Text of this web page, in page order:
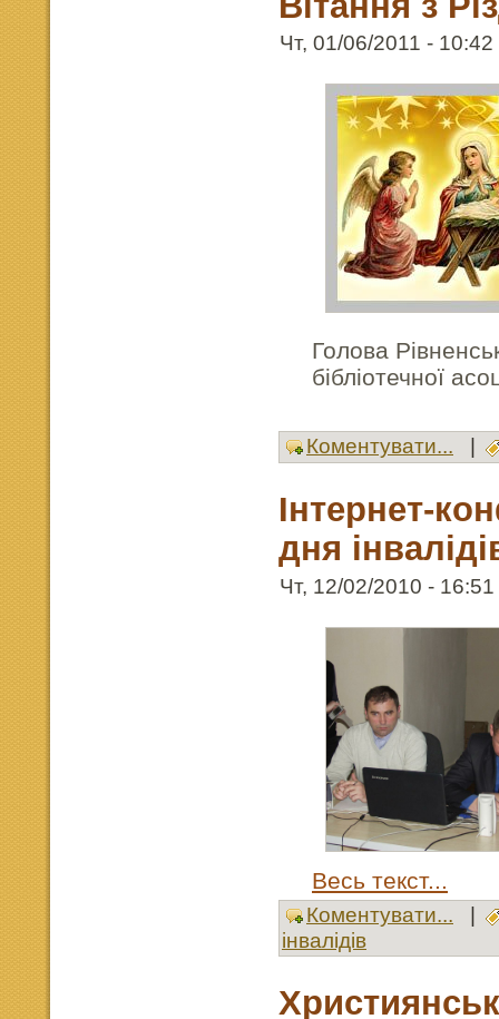
Чт, 01/06/2011 -
Голова
бібліотечної
Коментувати...
Інтернет-
дня
Чт, 12/02/2010 -
Весь текст...
Коментувати... |
інвалідів